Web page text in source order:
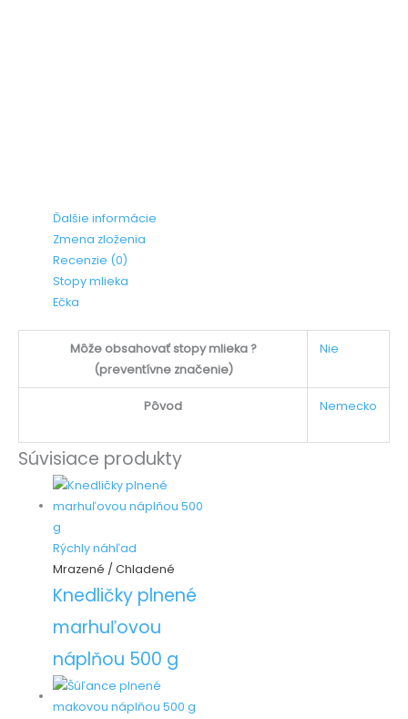
Ďalšie informácie
Zmena zloženia
Recenzie (0)
Stopy mlieka
Ečka
Môže obsahovať stopy mlieka ?
(preventívne značenie)
Nie
Pôvod Nemecko
Súvisiace produkty
Rýchly náhľad
Mrazené / Chladené
Knedličky plnené
marhuľovou
náplňou 500 g